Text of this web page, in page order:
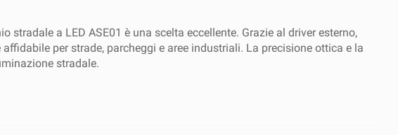
stradale a LED ASE01 è una scelta eccellente. Grazie al driver esterno,
per strade, parcheggi e aree industriali. La precisione ottica e la
stradale.